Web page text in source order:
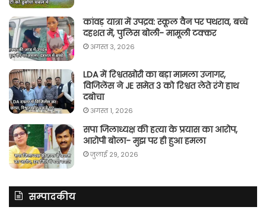
कांवड़ यात्रा में उपद्रव: स्कूल वैन पर पथराव, बच्चे
दहशत में, पुलिस बोली- मामूली टक्कर
अगस्त 3, 2026
LDA में रिश्वतखोरी का बड़ा मामला उजागर,
विजिलेंस ने JE समेत 3 को रिश्वत लेते रंगे हाथ
दबोचा
अगस्त 1, 2026
सपा जिलाध्यक्ष की हत्या के प्रयास का आरोप,
आरोपी बोला- मुझ पर ही हुआ हमला
जुलाई 29, 2026
सम्पादकीय